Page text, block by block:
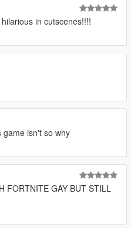
in cutscenes!!!!
game isn't so why
FORTNITE GAY BUT STILL